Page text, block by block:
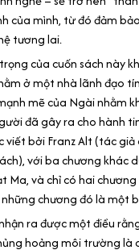
của mình, từ đó đảm
tương lai.
của cuốn sách này
ở một nhà lãnh đạo
mẽ của Ngài nhằm
đã gây ra cho hành
viết bởi Franz Alt (tác giả
với ba chương khác
Ma, và chỉ có hai
chương đó là một
ra được một điều
hoảng môi trường là